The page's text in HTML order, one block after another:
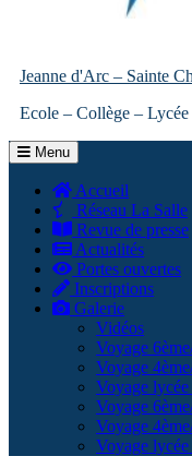
Jeanne d'Arc – Sainte
Ecole – Collège –
Menu
Accueil
Réseau La Salle
Revue de presse
Actualités
Portes ouvertes
Inscriptions
Galerie
Vidéos
Voyage
Voyage
Voyage
Voyage
Voyage
Voyage